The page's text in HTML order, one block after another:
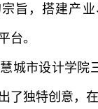
旨，搭建产
台。
市设计学院
了独特创意，